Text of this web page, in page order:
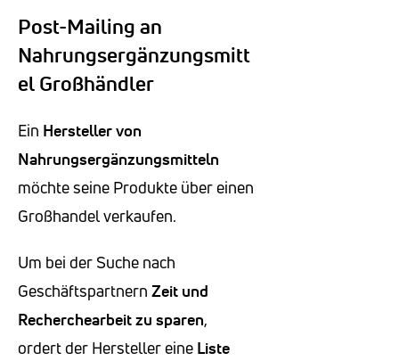
Post-Mailing an
Nahrungsergänzungsmitt
el Großhändler
Ein Hersteller von
Nahrungsergänzungsmitteln
möchte seine Produkte über einen
Großhandel verkaufen.
Um bei der Suche nach
Geschäftspartnern Zeit und
Recherchearbeit zu sparen,
ordert der Hersteller eine Liste